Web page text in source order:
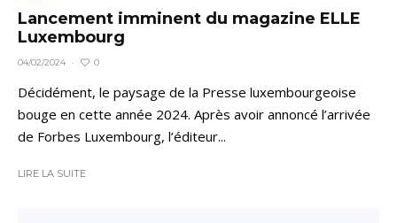
Lancement imminent du magazine ELLE
Luxembourg
04/02/2024 · 0
Décidément, le paysage de la Presse luxembourgeoise
bouge en cette année 2024. Après avoir annoncé l’arrivée
de Forbes Luxembourg, l’éditeur...
LIRE LA SUITE